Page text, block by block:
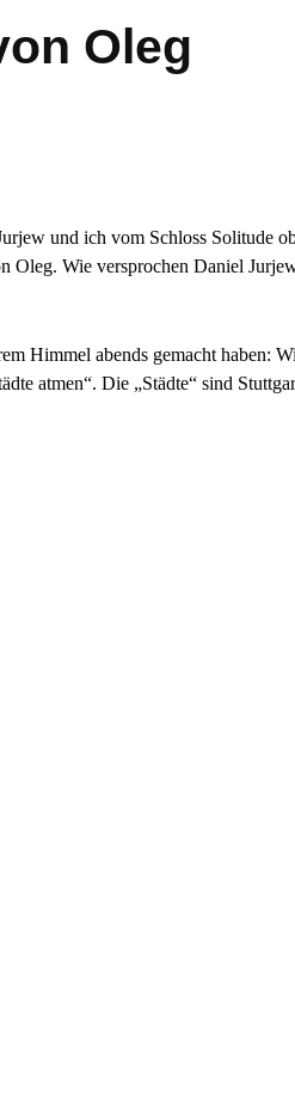
Oleg
und ich vom Schloss Solitude
Oleg. Wie versprochen Daniel
Himmel abends gemacht haben:
atmen“. Die „Städte“ sind